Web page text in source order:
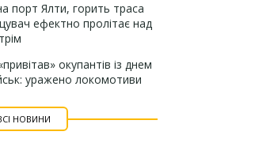
порт Ялти, горить траса
ефектно пролітає над
окупантів із днем
уражено локомотиви
НОВИНИ